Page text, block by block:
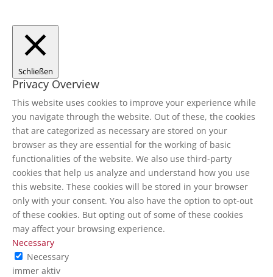
Schließen
Privacy Overview
This website uses cookies to improve your experience while
you navigate through the website. Out of these, the cookies
that are categorized as necessary are stored on your
browser as they are essential for the working of basic
functionalities of the website. We also use third-party
cookies that help us analyze and understand how you use
this website. These cookies will be stored in your browser
only with your consent. You also have the option to opt-out
of these cookies. But opting out of some of these cookies
may affect your browsing experience.
Necessary
Necessary
immer aktiv